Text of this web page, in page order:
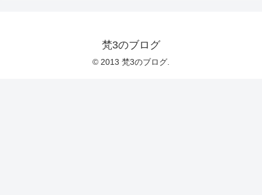
梵3のブログ
© 2013 梵3のブログ.